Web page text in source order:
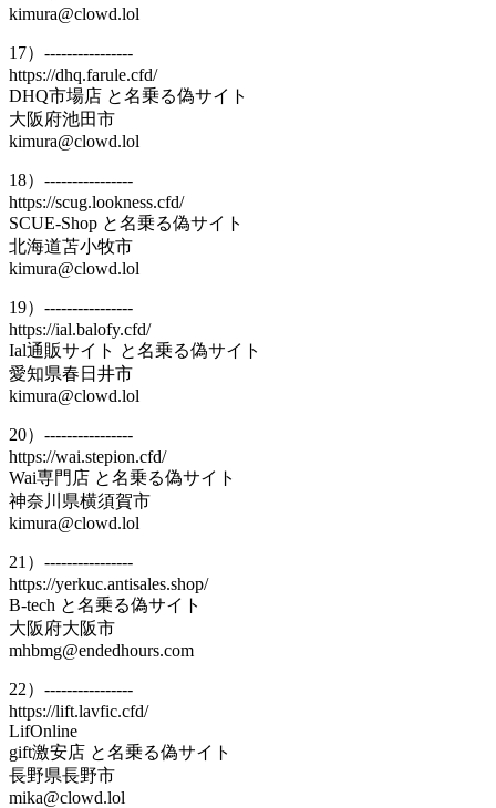
kimura@clowd.lol
17）----------------
https://dhq.farule.cfd/
DHQ市場店 と名乗る偽サイト
大阪府池田市
kimura@clowd.lol
18）----------------
https://scug.lookness.cfd/
SCUE-Shop と名乗る偽サイト
北海道苫小牧市
kimura@clowd.lol
19）----------------
https://ial.balofy.cfd/
Ial通販サイト と名乗る偽サイト
愛知県春日井市
kimura@clowd.lol
20）----------------
https://wai.stepion.cfd/
Wai専門店 と名乗る偽サイト
神奈川県横須賀市
kimura@clowd.lol
21）----------------
https://yerkuc.antisales.shop/
B-tech と名乗る偽サイト
大阪府大阪市
mhbmg@endedhours.com
22）----------------
https://lift.lavfic.cfd/
LifOnline
gift激安店 と名乗る偽サイト
長野県長野市
mika@clowd.lol